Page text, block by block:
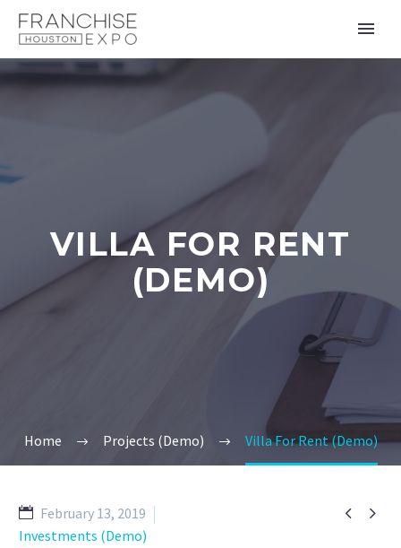
VILLA FOR RENT
(DEMO)
Home Projects (Demo) Villa For Rent (Demo)
 
February 13, 2019
Investments (Demo)